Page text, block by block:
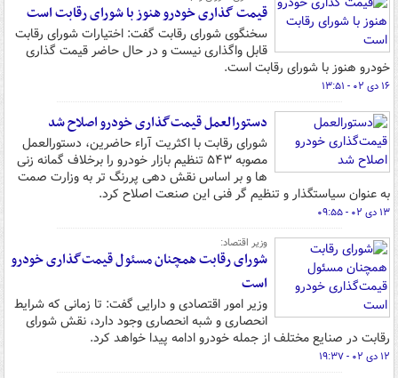
قیمت گذاری خودرو هنوز با شورای رقابت است
سخنگوی شورای رقابت گفت: اختیارات شورای رقابت
قابل واگذاری نیست و در حال حاضر قیمت گذاری
خودرو هنوز با شورای رقابت است.
۱۶ دی ۰۲ - ۱۳:۵۱
دستورالعمل قیمت‌گذاری خودرو اصلاح شد
شورای رقابت با اکثریت آراء حاضرین، دستورالعمل
مصوبه ۵۴۳ تنظیم بازار خودرو را برخلاف گمانه زنی
ها و بر اساس نقش دهی پررنگ تر به وزارت صمت
به عنوان سیاستگذار و تنظیم گر فنی این صنعت اصلاح کرد.
۱۳ دی ۰۲ - ۰۹:۵۵
وزیر اقتصاد:
شورای رقابت همچنان مسئول قیمت‌گذاری خودرو
است
وزیر امور اقتصادی و دارایی گفت: تا زمانی که شرایط
انحصاری و شبه انحصاری وجود دارد، نقش شورای
رقابت در صنایع مختلف از جمله خودرو ادامه پیدا خواهد کرد.
۱۲ دی ۰۲ - ۱۹:۳۷